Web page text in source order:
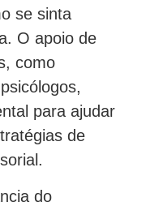
se sinta
O apoio de
como
para ajudar
de
do